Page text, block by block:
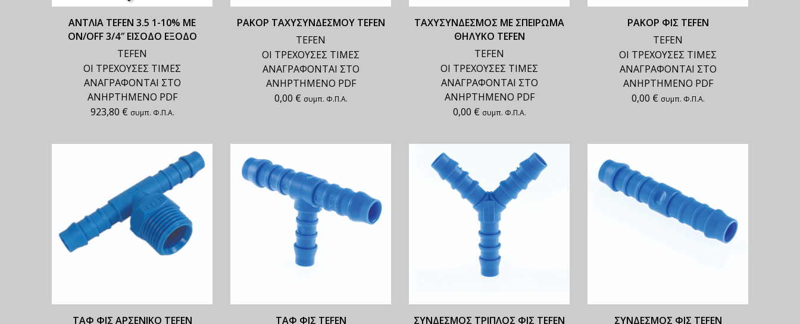
ΑΝΤΛΙΑ TEFEN 3.5 1-10% ΜΕ
ON/OFF 3/4″ ΕΙΣΟΔΟ ΕΞΟΔΟ
TEFEN
ΟΙ ΤΡΕΧΟΥΣΕΣ ΤΙΜΕΣ
ΑΝΑΓΡΑΦΟΝΤΑΙ ΣΤΟ
ΑΝΗΡΤΗΜΕΝΟ PDF
923,80 € συμπ. Φ.Π.Α.
ΡΑΚΟΡ ΤΑΧΥΣΥΝΔΕΣΜΟΥ TEFEN
TEFEN
ΟΙ ΤΡΕΧΟΥΣΕΣ ΤΙΜΕΣ
ΑΝΑΓΡΑΦΟΝΤΑΙ ΣΤΟ
ΑΝΗΡΤΗΜΕΝΟ PDF
0,00 € συμπ. Φ.Π.Α.
ΤΑΧΥΣΥΝΔΕΣΜΟΣ ΜΕ ΣΠΕΙΡΩΜΑ
ΘΗΛΥΚΟ TEFEN
TEFEN
ΟΙ ΤΡΕΧΟΥΣΕΣ ΤΙΜΕΣ
ΑΝΑΓΡΑΦΟΝΤΑΙ ΣΤΟ
ΑΝΗΡΤΗΜΕΝΟ PDF
0,00 € συμπ. Φ.Π.Α.
ΡΑΚΟΡ ΦΙΣ TEFEN
TEFEN
ΟΙ ΤΡΕΧΟΥΣΕΣ ΤΙΜΕΣ
ΑΝΑΓΡΑΦΟΝΤΑΙ ΣΤΟ
ΑΝΗΡΤΗΜΕΝΟ PDF
0,00 € συμπ. Φ.Π.Α.
ΤΑΦ ΦΙΣ ΑΡΣΕΝΙΚΟ TEFEN
ΤΑΦ ΦΙΣ TEFEN
ΣΥΝΔΕΣΜΟΣ ΤΡΙΠΛΟΣ ΦΙΣ TEFEN
ΣΥΝΔΕΣΜΟΣ ΦΙΣ TEFEN